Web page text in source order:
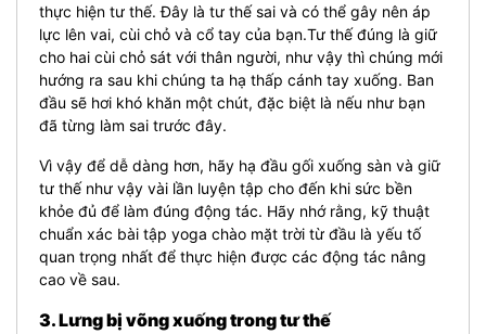
thực hiện tư thế. Đây là tư thế sai và có thể gây nên áp
lực lên vai, cùi chỏ và cổ tay của bạn.Tư thế đúng là giữ
cho hai cùi chỏ sát với thân người, như vậy thì chúng mới
hướng ra sau khi chúng ta hạ thấp cánh tay xuống. Ban
đầu sẽ hơi khó khăn một chút, đặc biệt là nếu như bạn
đã từng làm sai trước đây.
Vì vậy để dễ dàng hơn, hãy hạ đầu gối xuống sàn và giữ
tư thế như vậy vài lần luyện tập cho đến khi sức bền
khỏe đủ để làm đúng động tác. Hãy nhớ rằng, kỹ thuật
chuẩn xác bài tập yoga chào mặt trời từ đầu là yếu tố
quan trọng nhất để thực hiện được các động tác nâng
cao về sau.
3. Lưng bị võng xuống trong tư thế